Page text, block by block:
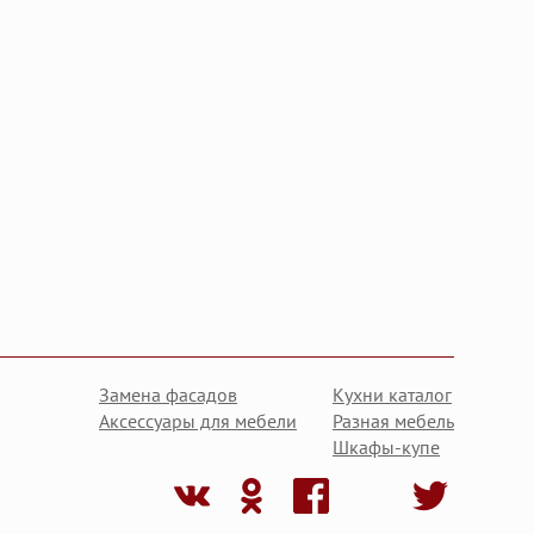
Замена фасадов
Аксессуары для мебели
Кухни каталог
Разная мебель
Шкафы-купе